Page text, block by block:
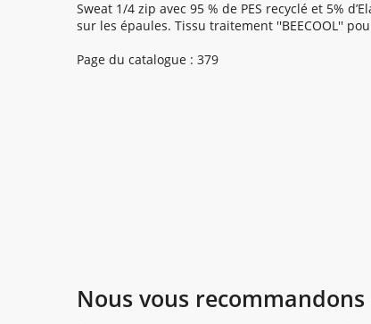
Sweat 1/4 zip avec 95 % de PES recyclé et 5%
sur les épaules. Tissu traitement ''BEECOOL''
Page du catalogue : 379
Nous vous recommandons